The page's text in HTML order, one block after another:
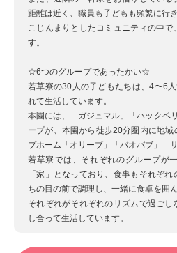
距離は近く、職員も子どもも頻繁に行
こじんまりとしたコミュニティの中で
す。
☆6つのグループであったかい☆
若草寮の30人の子どもたちは、4〜6
れて生活しています。
本園には、「ガジュマル」「ハックベ
ープが、本園から徒歩20分圏内に地
プホーム「オリーブ」「バオバブ」「
若草寮では、それぞれのグループが
「家」となっており、食事もそれぞ
ちの目の前で調理し、一緒に食卓を囲ん
それぞれがそれぞれのリズムで過ご
し合って生活しています。